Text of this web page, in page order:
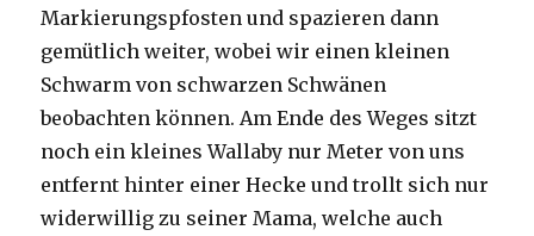
Markierungspfosten und spazieren dann
gemütlich weiter, wobei wir einen kleinen
Schwarm von schwarzen Schwänen
beobachten können. Am Ende des Weges sitzt
noch ein kleines Wallaby nur Meter von uns
entfernt hinter einer Hecke und trollt sich nur
widerwillig zu seiner Mama, welche auch